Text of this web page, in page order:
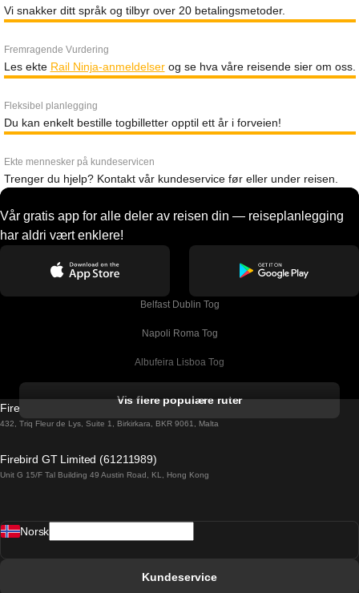
Vi snakker ditt språk og tilbyr over 20 betalingsmetoder.
Fremragende Vurdering
Les ekte Rail Ninja-anmeldelserog se hva våre reisende sier om oss.
Fleksibel planlegging
Du kan enkelt bestille togbilletter opptil ett år i forveien!
Ekte mennesker på kundeservicen
Trenger du hjelp? Kontakt vår kundeservice før eller under reisen.
Vår gratis app for alle deler av reisen din — reiseplanlegging
har aldri vært enklere!
Belfast Dublin Tog
Napoli Roma Tog
Albufeira Lisboa Tog
Barcelona Madrid Tog
Barcelona Sevilla Tog
Vis flere populære ruter
Firebird GT Limited (OC 1451)
432, Triq Fleur de Lys, Suite 1, Birkirkara, BKR 9061, Malta
Firebird GT Limited (61211989)
Unit G 15/F Tal Building 49 Austin Road, KL, Hong Kong
Norsk
Kundeservice